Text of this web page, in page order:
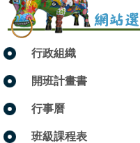
行政組織
開班計畫書
行事曆
班級課程表